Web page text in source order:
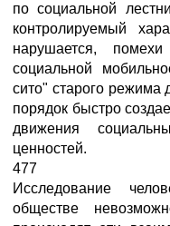
по социальной
контролируемый
нарушается,
социальной
сито" старого режима
порядок быстро
движения
ценностей.
477
Исследование
обществе